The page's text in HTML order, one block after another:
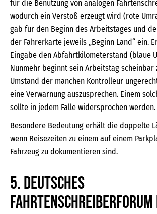
für die Benutzung von analogen
wodurch ein Verstoß erzeugt wird (rote
gab für den Beginn des Arbeitstages und
der Fahrerkarte jeweils „Beginn Land“ ein.
Eingabe den Abfahrtkilometerstand (blaue
Nunmehr beginnt sein Arbeitstag scheinbar
Umstand der manchen Kontrolleur
eine Verwarnung auszusprechen. Einem
sollte in jedem Falle widersprochen werden.
Besondere Bedeutung erhält die doppelte
wenn Reisezeiten zu einem auf einem
Fahrzeug zu dokumentieren sind.
5. Deutsches